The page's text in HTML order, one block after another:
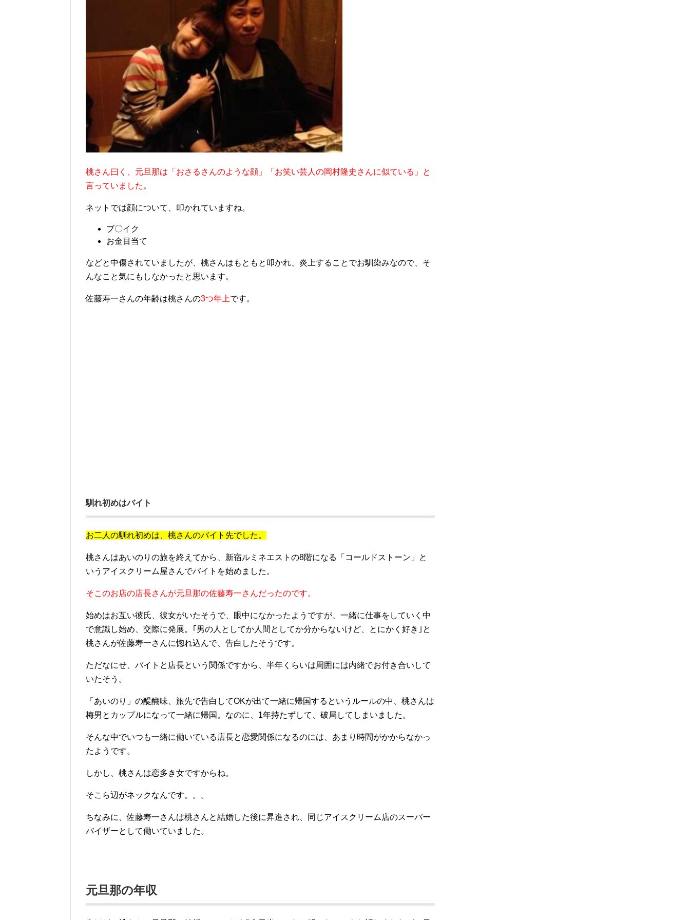
桃さん曰く、元旦那は「おさるさんのような顔」「お笑い芸人の岡村隆史さんに似ている」と
言っていました。
ネットでは顔について、叩かれていますね。
ブ〇イク
お金目当て
などと中傷されていましたが、桃さんはもともと叩かれ、炎上することでお馴染みなので、そ
んなこと気にもしなかったと思います。
佐藤寿一さんの年齢は桃さんの3つ年上です。
馴れ初めはバイト
お二人の馴れ初めは、桃さんのバイト先でした。
桃さんはあいのりの旅を終えてから、新宿ルミネエストの8階になる「コールドストーン」と
いうアイスクリーム屋さんでバイトを始めました。
そこのお店の店長さんが元旦那の佐藤寿一さんだったのです。
始めはお互い彼氏、彼女がいたそうで、眼中になかったようですが、一緒に仕事をしていく中
で意識し始め、交際に発展。｢男の人としてか人間としてか分からないけど、とにかく好き｣と
桃さんが佐藤寿一さんに惚れ込んで、告白したそうです。
ただなにせ、バイトと店長という関係ですから、半年くらいは周囲には内緒でお付き合いして
いたそう。
「あいのり」の醍醐味、旅先で告白してOKが出て一緒に帰国するというルールの中、桃さんは
梅男とカップルになって一緒に帰国。なのに、1年持たずして、破局してしまいました。
そんな中でいつも一緒に働いている店長と恋愛関係になるのには、あまり時間がかからなかっ
たようです。
しかし、桃さんは恋多き女ですからね。
そこら辺がネックなんです。。。
ちなみに、佐藤寿一さんは桃さんと結婚した後に昇進され、同じアイスクリーム店のスーパー
バイザーとして働いていました。
元旦那の年収